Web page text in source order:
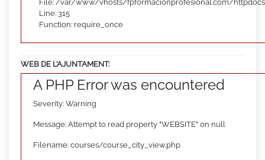
File: /var/www/vhosts/fpformacionprofesional.com/
Line: 315
Function: require_once
WEB DE L’AJUNTAMENT:
A PHP Error was encountered
Severity: Warning
Message: Attempt to read property "WEBSITE" on null
Filename: courses/course_city_view.php